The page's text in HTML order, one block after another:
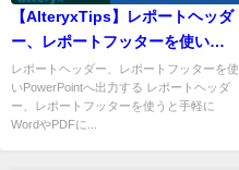
【AlteryxTips】レポートヘッダ
ー、レポートフッターを使い
PowerPointへ出力する
レポートヘッダー、レポートフッターを使
いPowerPointへ出力する レポートヘッダ
ー、レポートフッターを使うと手軽に
WordやPDFに...